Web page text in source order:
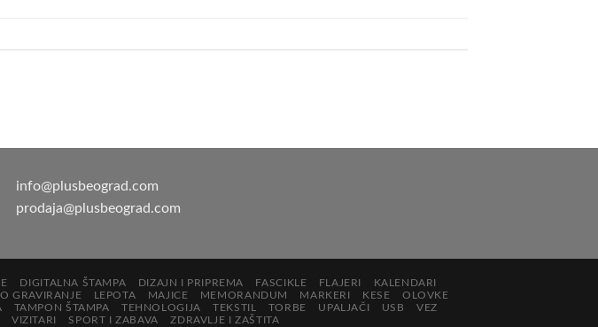
info@plusbeograd.com
prodaja@plusbeograd.com
DIGITALNA ŠTAMPA DIZAJN I PRIPREMA FASCIKLE FLAJERI
KALENDARI
GRAVIRANJE LEPOTA MAJICE MEMORANDUM MARKERI KESE
OLOVKE
TAMPON ŠTAMPA TEHNOLOGIJA TEKSTIL TORBE UPALJAČI USB
VEZ
VIZITARI SPORT I ZABAVA ZDRAVLJE I ZAŠTITA